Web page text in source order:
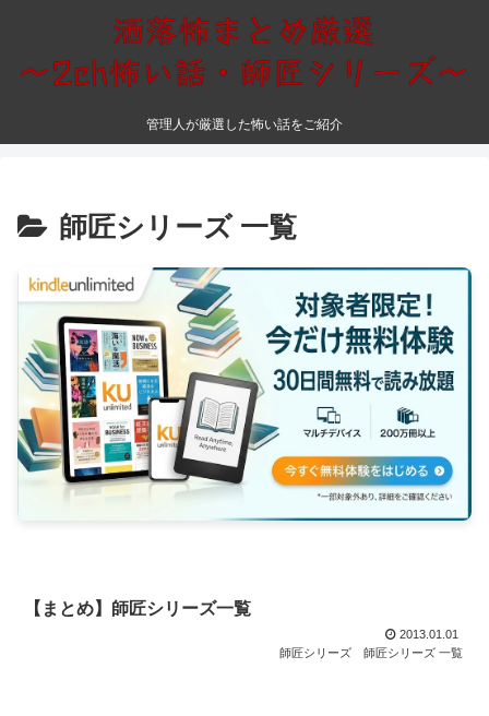
管理人が厳選した怖い話をご紹介
師匠シリーズ 一覧
【まとめ】師匠シリーズ一覧
2013.01.01
師匠シリーズ
師匠シリーズ 一覧